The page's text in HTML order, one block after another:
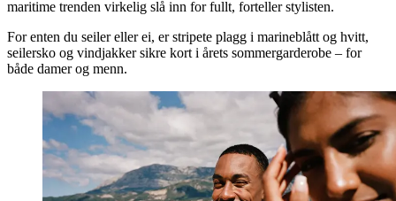
maritime trenden virkelig slå inn for fullt, forteller stylisten.
For enten du seiler eller ei, er stripete plagg i marineblått og hvitt,
seilersko og vindjakker sikre kort i årets sommergarderobe – for
både damer og menn.